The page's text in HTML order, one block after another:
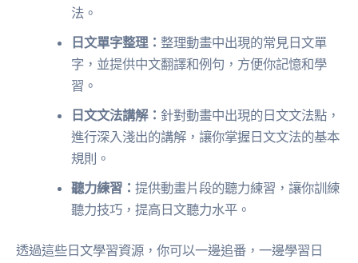
法。
日文單字整理： 整理動畫中出現的常見日文單
字，並提供中文翻譯和例句，方便你記憶和學
習。
日文文法講解： 針對動畫中出現的日文文法點，
進行深入淺出的講解，讓你掌握日文文法的基本
規則。
聽力練習：提供動畫片段的聽力練習，讓你訓練
聽力技巧，提高日文聽力水平。
透過這些日文學習資源，你可以一邊追番，一邊學習日